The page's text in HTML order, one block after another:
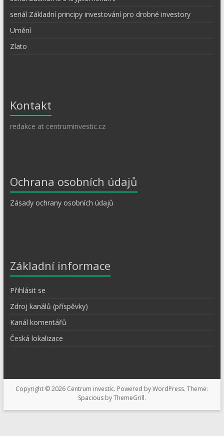
seriál Základní principy investování pro drobné investory
Umění
Zlato
Kontakt
redakce at centruminvestic.cz
Ochrana osobních údajů
Zásady ochrany osobních údajů
Základní informace
Přihlásit se
Zdroj kanálů (příspěvky)
Kanál komentářů
Česká lokalizace
Copyright © 2026 Centrum investic. Powered byWordPress. Theme:
Spacious byThemeGrill.